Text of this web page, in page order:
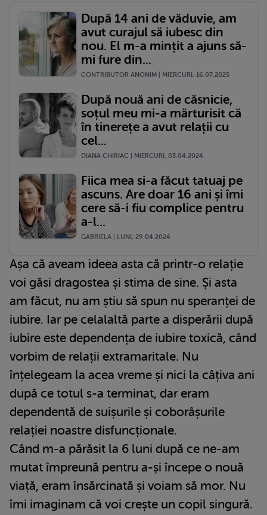
După 14 ani de văduvie, am
avut curajul să iubesc din
nou. El m-a mințit a ajuns să-
mi fure din...
CONTRIBUTOR ANONIM | MIERCURI, 16.07.2025
După nouă ani de căsnicie,
soțul meu mi-a mărturisit că
în tinerețe a avut relații cu
cel...
DIANA CHIRIAC | MIERCURI, 03.04.2024
Fiica mea si-a făcut tatuaj pe
ascuns. Are doar 16 ani și îmi
cere să-i fiu complice pentru
a-l...
GABRIELA | LUNI, 29.04.2024
Așa că aveam ideea asta că printr-o relație
voi găsi dragostea și stima de sine. Și asta
am făcut, nu am știu să spun nu speranței de
iubire. Iar pe celalaltă parte a disperării după
iubire este dependența de iubire toxică, când
vorbim de relații extramaritale. Nu
înțelegeam la acea vreme și nici la câțiva ani
după ce totul s-a terminat, dar eram
dependentă de suișurile și coborâșurile
relației noastre disfuncționale.
Când m-a părăsit la 6 luni după ce ne-am
mutat împreună pentru a-și începe o nouă
viață, eram însărcinată și voiam să mor. Nu
îmi imaginam că voi crește un copil singură.